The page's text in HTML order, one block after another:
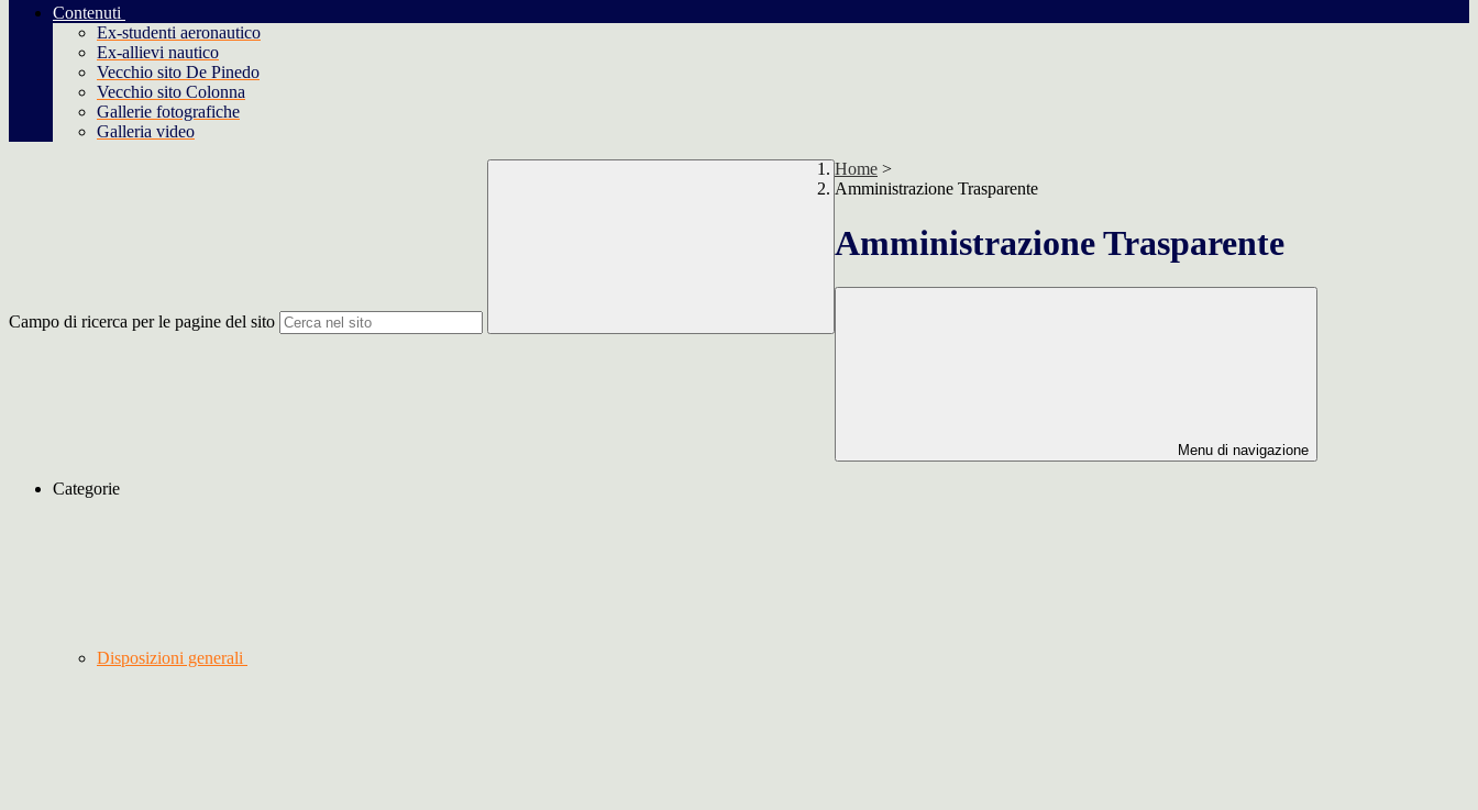
Contenuti
Ex-studenti aeronautico
Ex-allievi nautico
Vecchio sito De Pinedo
Vecchio sito Colonna
Gallerie fotografiche
Galleria video
Campo di ricerca per le pagine del sito
Home >
Amministrazione Trasparente
Amministrazione Trasparente
Menu di navigazione
Categorie
Disposizioni generali